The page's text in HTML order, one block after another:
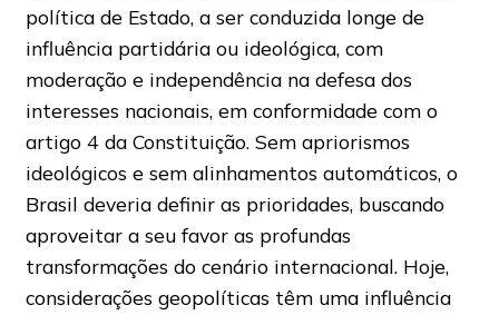
política de Estado, a ser conduzida longe de
influência partidária ou ideológica, com
moderação e independência na defesa dos
interesses nacionais, em conformidade com o
artigo 4 da Constituição. Sem apriorismos
ideológicos e sem alinhamentos automáticos, o
Brasil deveria definir as prioridades, buscando
aproveitar a seu favor as profundas
transformações do cenário internacional. Hoje,
considerações geopolíticas têm uma influência